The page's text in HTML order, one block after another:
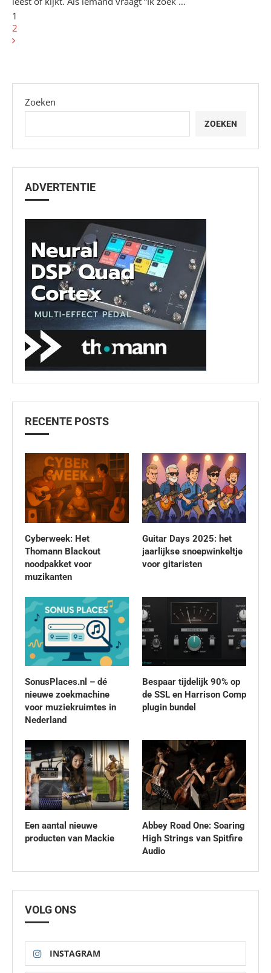
1
2
Zoeken
ZOEKEN
ADVERTENTIE
RECENTE POSTS
Cyberweek: Het
Thomann Blackout
noodpakket voor
muzikanten
Guitar Days 2025: het
jaarlijkse snoepwinkeltje
voor gitaristen
SonusPlaces.nl – dé
nieuwe zoekmachine
voor muziekruimtes in
Nederland
Bespaar tijdelijk 90% op
de SSL en Harrison Comp
plugin bundel
Een aantal nieuwe
producten van Mackie
Abbey Road One: Soaring
High Strings van Spitfire
Audio
VOLG ONS
INSTAGRAM